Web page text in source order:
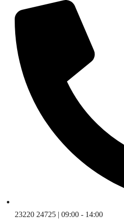
content
23220 24725 | 09:00 - 14:00